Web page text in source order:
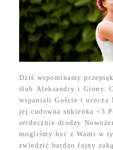
Dziś wspominamy
ślub Aleksandry i Giony.
wspaniali Goście i urocza
jej cudowna sukienka <3
serdecznie drodzy
mogliśmy być z Wami w
zwiedzić bardzo fajny